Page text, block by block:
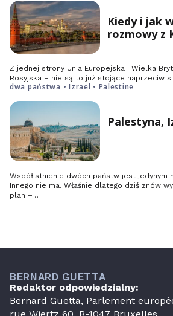
Kiedy i jak
rozmowy z
Z jednej strony Unia Europejska i Wielka
Rosyjska – nie są to już stojące naprzeciw
dwa państwa • Izrael • Palestine
Palestyna,
Współistnienie dwóch państw jest jedynym
Innego nie ma. Właśnie dlatego dziś znów
plan –…
BERNARD GUETTA
Redaktor odpowiedzialny:
Bernard Guetta, Parlement
rue Wiertz 60, B-1047 Bruxelles.